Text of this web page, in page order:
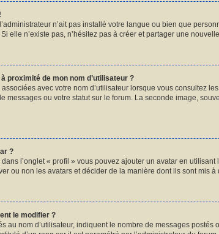
n’ait pas installé votre langue ou bien que
elle n’existe pas, n’hésitez pas à créer et partager une
proximité de mon nom d’utilisateur ?
avec votre nom d’utilisateur lorsque vous consultez
messages ou votre statut sur le forum. La seconde image,
?
l’onglet « profil » vous pouvez ajouter un avatar en
ou non les avatars et décider de la manière dont ils sont mis
le modifier ?
au nom d’utilisateur, indiquent le nombre de messages